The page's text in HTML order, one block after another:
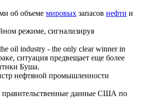
об объеме мировых запасов нефти и
режиме, сигнализируя
oil industry - the only clear winner in
ситуация предвещает еще более
Буша.
нефтяной промышленности
данные США по